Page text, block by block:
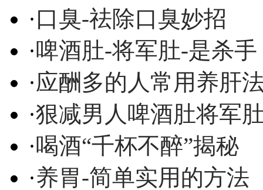
·口臭-祛除口臭妙招
·啤酒肚-将军肚-是杀手
·应酬多的人常用养肝
·狠减男人啤酒肚将军
·喝酒“千杯不醉”揭秘
·养胃-简单实用的方法